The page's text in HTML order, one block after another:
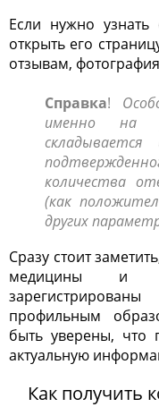
Если нужно
открыть его
отзывам,
Справка!
именно на
количества
(как
других
Сразу стоит
медицины и
профильным
быть уверены, что
актуальную
Как получить